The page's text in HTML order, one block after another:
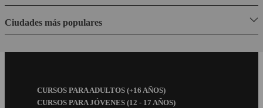
Ciudades más populares
FooterCURSOS PARA ADULTOS (+16 AÑOS)
CURSOS PARA JÓVENES (12 - 17 AÑOS)